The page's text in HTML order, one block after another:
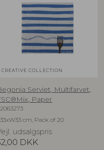
CREATIVE COLLECTION
Serviet, Multifarvet,
Paper
cm, Pack of 20
udsalgspris
DKK